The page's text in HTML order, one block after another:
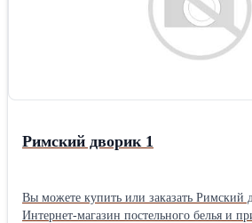
Римский дворик 1
Вы можете купить или заказать Римский
Интернет-магазин постельного белья и